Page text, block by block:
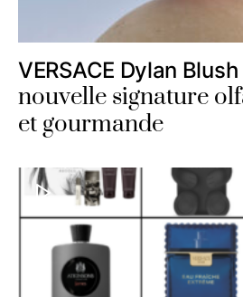
VERSACE Dylan
nouvelle signature
et gourmande